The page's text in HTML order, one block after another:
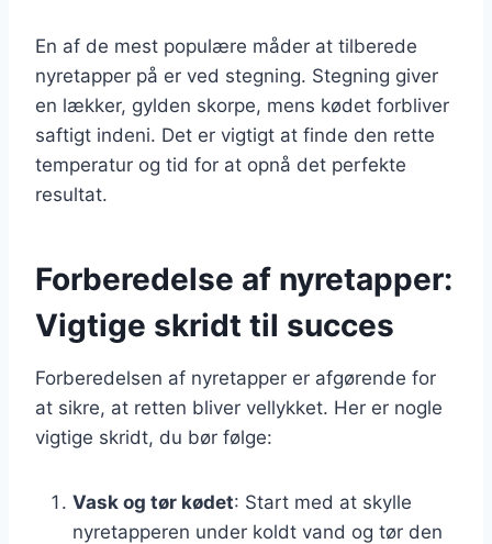
En af de mest populære måder at tilberede
nyretapper på er ved stegning. Stegning giver
en lækker, gylden skorpe, mens kødet forbliver
saftigt indeni. Det er vigtigt at finde den rette
temperatur og tid for at opnå det perfekte
resultat.
Forberedelse af nyretapper:
Vigtige skridt til succes
Forberedelsen af nyretapper er afgørende for
at sikre, at retten bliver vellykket. Her er nogle
vigtige skridt, du bør følge:
Vask og tør kødet: Start med at skylle
nyretapperen under koldt vand og tør den